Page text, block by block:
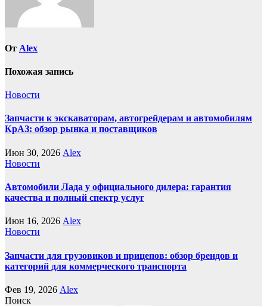
От Alex
Похожая запись
Новости
Запчасти к экскаваторам, автогрейдерам и автомобилям
КрАЗ: обзор рынка и поставщиков
Июн 30, 2026 Alex
Новости
Автомобили Лада у официального дилера: гарантия
качества и полный спектр услуг
Июн 16, 2026 Alex
Новости
Запчасти для грузовиков и прицепов: обзор брендов и
категорий для коммерческого транспорта
Фев 19, 2026 Alex
Поиск